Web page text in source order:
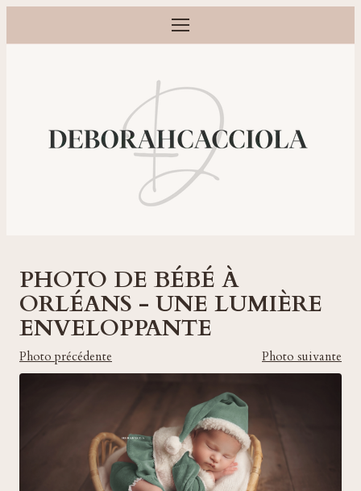
Ouvrir le menu
Photographe grossesse, naissance, bébé et famille à Orléans
PHOTO DE BÉBÉ À
ORLÉANS - UNE LUMIÈRE
ENVELOPPANTE
Photo précédente Photo suivante